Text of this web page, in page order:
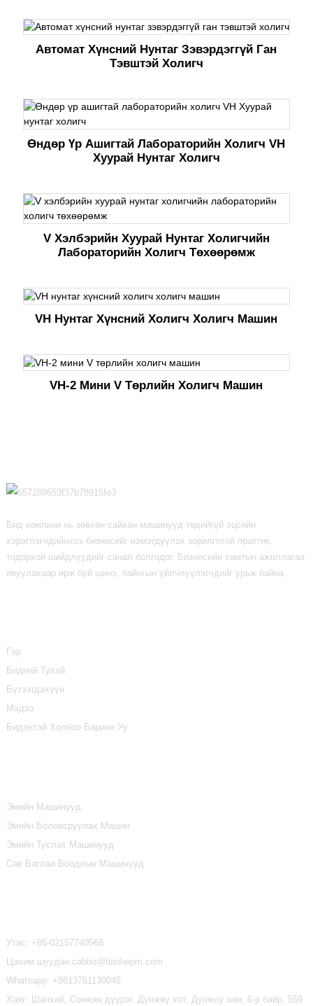
Автомат Хүнсний Нунтаг Зэвэрдэггүй Ган
Тэвштэй Холигч
Өндөр Үр Ашигтай Лабораторийн Холигч VH
Хуурай Нунтаг Холигч
V Хэлбэрийн Хуурай Нунтаг Холигчийн
Лабораторийн Холигч Төхөөрөмж
VH Нунтаг Хүнсний Холигч Холигч Машин
VH-2 Мини V Төрлийн Холигч Машин
Бид компани нь зөвхөн сайхан машинууд төдийгүй эцсийн
хэрэглэгчдийнхээ бизнесийг нэмэгдүүлэх зорилготой практик,
тодорхой шийдлүүдийг санал болгодог. Бизнесийн хамтын ажиллагаа
явуулахаар ирж буй шинэ, байнгын үйлчлүүлэгчдийг урьж байна.
Гэр
Бидний Тухай
Бүтээгдэхүүн
Мэдээ
Бидэнтэй Холбоо Барина Уу
Эмийн Машинууд
Эмийн Боловсруулах Машин
Эмийн Туслах Машинууд
Сав Баглаа Боодлын Машинууд
Утас: +86-02157740568
Цахим шуудан:cabbo@tianhepm.com
Whatsapp: +8613761130045
Хаяг: Шанхай, Сонжян дүүрэг, Дунжөү хот, Дунжоу зам, 6-р байр, 559